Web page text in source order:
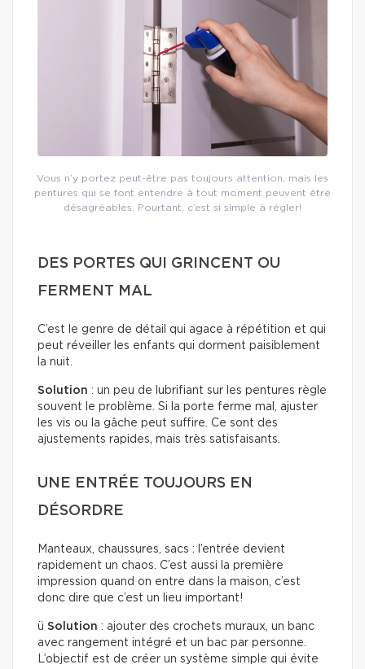
Vous n’y portez peut-être pas toujours attention, mais les
pentures qui se font entendre à tout moment peuvent être
désagréables. Pourtant, c’est si simple à régler!
DES PORTES QUI GRINCENT OU
FERMENT MAL
C’est le genre de détail qui agace à répétition et qui
peut réveiller les enfants qui dorment paisiblement
la nuit.
Solution : un peu de lubrifiant sur les pentures règle
souvent le problème. Si la porte ferme mal, ajuster
les vis ou la gâche peut suffire. Ce sont des
ajustements rapides, mais très satisfaisants.
UNE ENTRÉE TOUJOURS EN
DÉSORDRE
Manteaux, chaussures, sacs : l’entrée devient
rapidement un chaos. C’est aussi la première
impression quand on entre dans la maison, c’est
donc dire que c’est un lieu important!
ü Solution : ajouter des crochets muraux, un banc
avec rangement intégré et un bac par personne.
L’objectif est de créer un système simple qui évite